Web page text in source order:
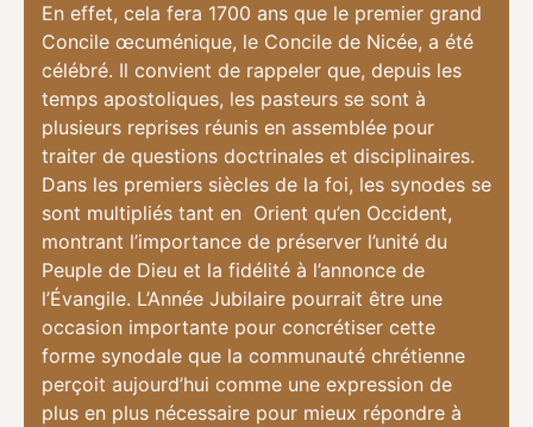
En effet, cela fera 1700 ans que le premier grand
Concile œcuménique, le Concile de Nicée, a été
célébré. Il convient de rappeler que, depuis les
temps apostoliques, les pasteurs se sont à
plusieurs reprises réunis en assemblée pour
traiter de questions doctrinales et disciplinaires.
Dans les premiers siècles de la foi, les synodes se
sont multipliés tant en Orient qu’en Occident,
montrant l’importance de préserver l’unité du
Peuple de Dieu et la fidélité à l’annonce de
l’Évangile. L’Année Jubilaire pourrait être une
occasion importante pour concrétiser cette
forme synodale que la communauté chrétienne
perçoit aujourd’hui comme une expression de
plus en plus nécessaire pour mieux répondre à